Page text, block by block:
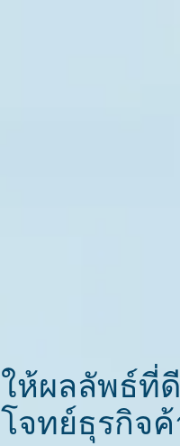
ให้ผลลัพธ์ที่
โจทย์ธุรกิจ